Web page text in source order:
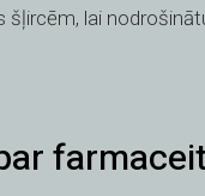
šļircēm, lai